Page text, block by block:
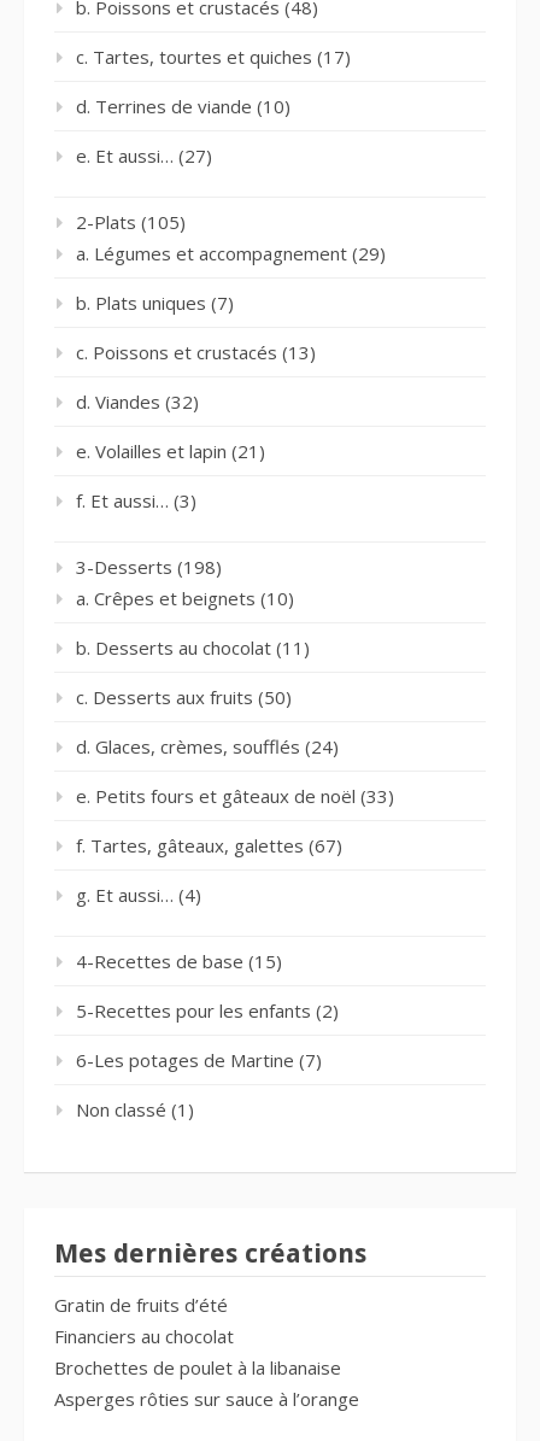
b. Poissons et crustacés (48)
c. Tartes, tourtes et quiches (17)
d. Terrines de viande (10)
e. Et aussi… (27)
2-Plats (105)
a. Légumes et accompagnement (29)
b. Plats uniques (7)
c. Poissons et crustacés (13)
d. Viandes (32)
e. Volailles et lapin (21)
f. Et aussi… (3)
3-Desserts (198)
a. Crêpes et beignets (10)
b. Desserts au chocolat (11)
c. Desserts aux fruits (50)
d. Glaces, crèmes, soufflés (24)
e. Petits fours et gâteaux de noël (33)
f. Tartes, gâteaux, galettes (67)
g. Et aussi… (4)
4-Recettes de base (15)
5-Recettes pour les enfants (2)
6-Les potages de Martine (7)
Non classé (1)
Mes dernières créations
Gratin de fruits d’été
Financiers au chocolat
Brochettes de poulet à la libanaise
Asperges rôties sur sauce à l’orange